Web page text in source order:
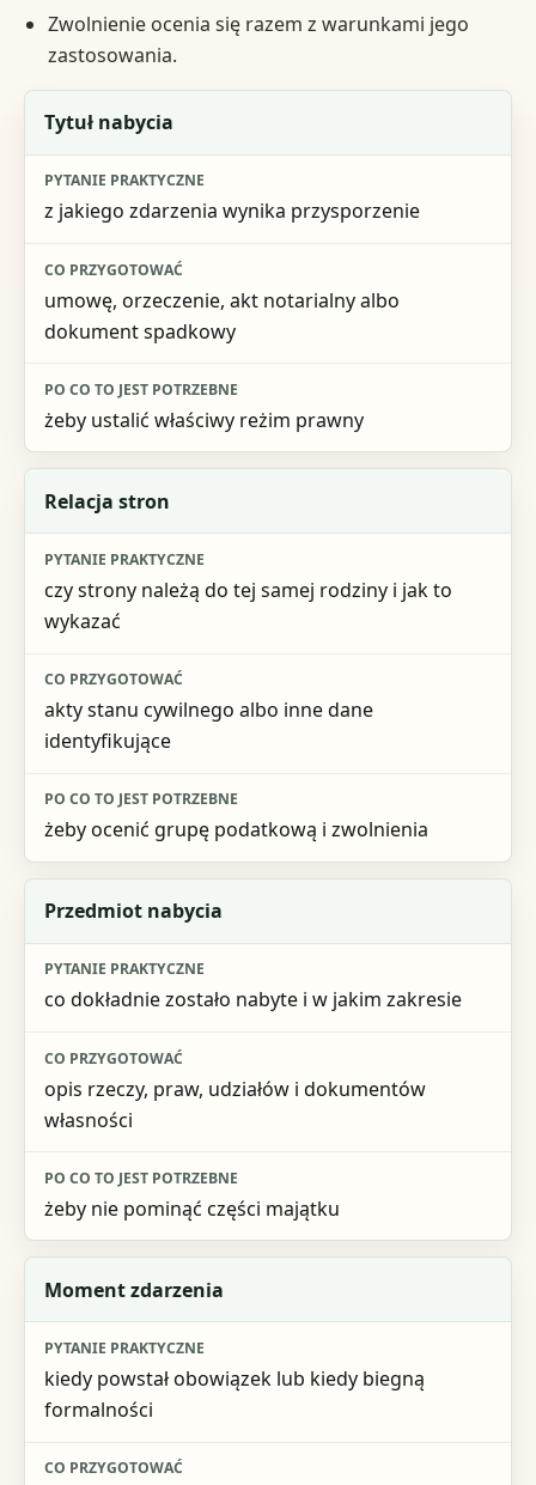
Zwolnienie ocenia się razem z warunkami jego
zastosowania.
Element oceny
Pytanie praktyczne
Co przygotować
Tytuł nabycia
z jakiego zdarzenia wynika przysporzenie
umowę, orzeczenie, akt notarialny albo
dokument spadkowy
żeby ustalić właściwy reżim prawny
Relacja stron
czy strony należą do tej samej rodziny i jak to
wykazać
akty stanu cywilnego albo inne dane
identyfikujące
żeby ocenić grupę podatkową i zwolnienia
Przedmiot nabycia
co dokładnie zostało nabyte i w jakim zakresie
opis rzeczy, praw, udziałów i dokumentów
własności
żeby nie pominąć części majątku
Moment zdarzenia
kiedy powstał obowiązek lub kiedy biegną
formalności